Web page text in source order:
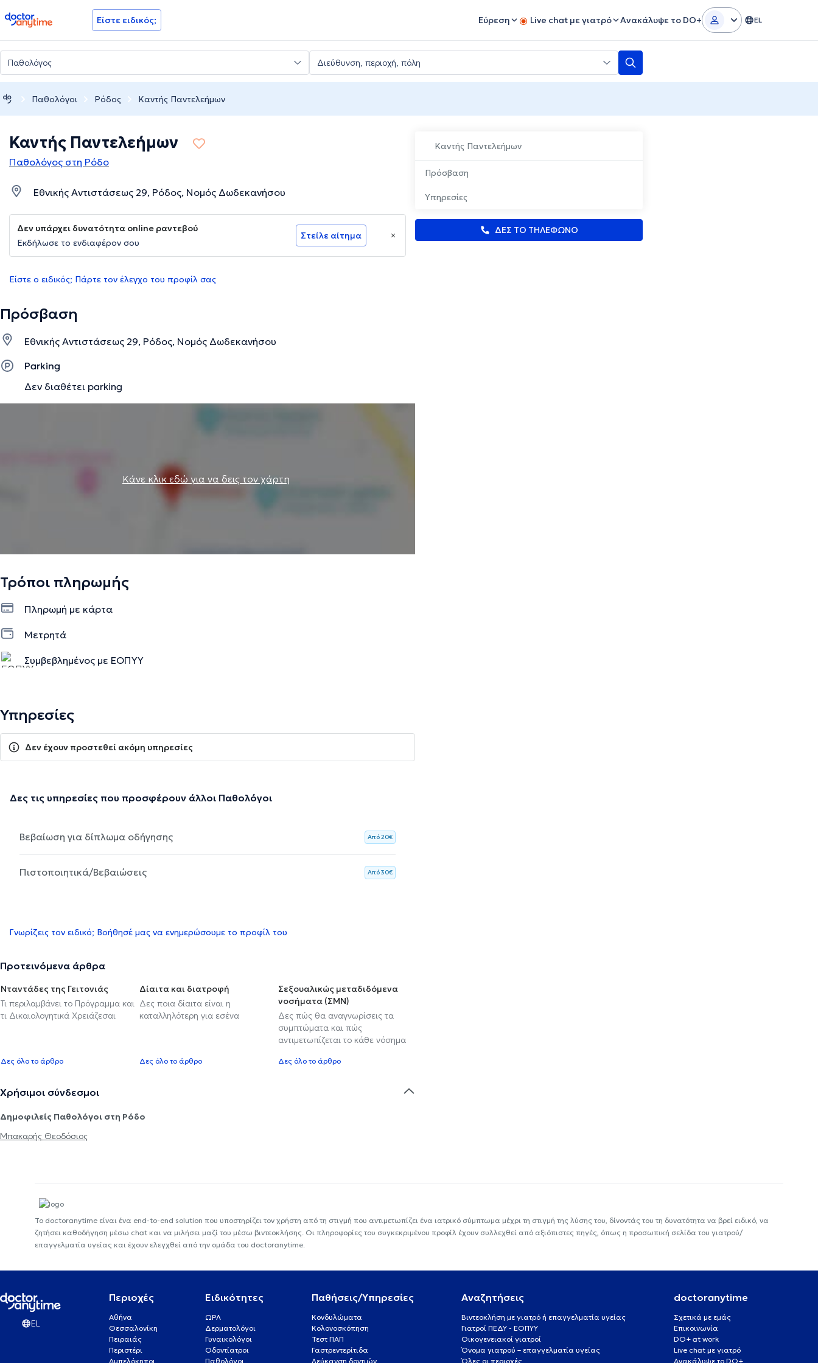
doctoranytime Είστε ειδικός; Εύρεση Live chat με γιατρό Ανακάλυψε το DO+ EL
Παθολόγοι Ρόδος Καντής Παντελεήμων
Καντής Παντελεήμων
Πρόσβαση
Υπηρεσίες
ΔΕΣ ΤΟ ΤΗΛΕΦΩΝΟ
Καντής Παντελεήμων
Παθολόγος στη Ρόδο
Εθνικής Αντιστάσεως 29, Ρόδος, Νομός Δωδεκανήσου
Δεν υπάρχει δυνατότητα online ραντεβού
Εκδήλωσε το ενδιαφέρον σου
Στείλε αίτημα
Είστε ο ειδικός; Πάρτε τον έλεγχο του προφίλ σας
Πρόσβαση
Εθνικής Αντιστάσεως 29, Ρόδος, Νομός Δωδεκανήσου
Parking
Δεν διαθέτει parking
Κάνε κλικ εδώ για να δεις τον χάρτη
Τρόποι πληρωμής
Πληρωμή με κάρτα
Μετρητά
Συμβεβλημένος με ΕΟΠΥΥ
Υπηρεσίες
Δεν έχουν προστεθεί ακόμη υπηρεσίες
Δες τις υπηρεσίες που προσφέρουν άλλοι Παθολόγοι
Βεβαίωση για δίπλωμα οδήγησης Aπό 20€
Πιστοποιητικά/Βεβαιώσεις Aπό 30€
Γνωρίζεις τον ειδικό; Βοήθησέ μας να ενημερώσουμε το προφίλ του
Προτεινόμενα άρθρα
Νταντάδες της Γειτονιάς
Τι περιλαμβάνει το Πρόγραμμα και
τι Δικαιολογητικά Χρειάζεσαι
Δες όλο το άρθρο
Δίαιτα και διατροφή
Δες ποια δίαιτα είναι η
καταλληλότερη για εσένα
Δες όλο το άρθρο
Σεξουαλικώς μεταδιδόμενα
νοσήματα (ΣΜΝ)
Δες πώς θα αναγνωρίσεις τα
συμπτώματα και πώς
αντιμετωπίζεται το κάθε νόσημα
Δες όλο το άρθρο
Χρήσιμοι σύνδεσμοι
Δημοφιλείς Παθολόγοι στη Ρόδο
Μπακαρής Θεοδόσιος
Το doctoranytime είναι ένα end-to-end solution που υποστηρίζει τον χρήστη από τη στιγμή που αντιμετωπίζει ένα ιατρικό σύμπτωμα μέχρι τη στιγμή της λύσης του, δίνοντάς του τη δυνατότητα να βρεί ειδικό, να
ζητήσει καθοδήγηση μέσω chat και να μιλήσει μαζί του μέσω βιντεοκλήσης. Οι πληροφορίες του συγκεκριμένου προφίλ έχουν συλλεχθεί από αξιόπιστες πηγές, όπως η προσωπική σελίδα του γιατρού/
επαγγελματία υγείας και έχουν ελεγχθεί από την ομάδα του doctoranytime.
EL
Περιοχές
Αθήνα
Θεσσαλονίκη
Πειραιάς
Περιστέρι
Αμπελόκηποι
Ειδικότητες
ΩΡΛ
Δερματολόγοι
Γυναικολόγοι
Οδοντίατροι
Παθολόγοι
Παθήσεις/Υπηρεσίες
Κονδυλώματα
Κολονοσκόπηση
Τεστ ΠΑΠ
Γαστρεντερίτιδα
Λεύκανση δοντιών
Αναζητήσεις
Βιντεοκλήση με γιατρό ή επαγγελματία υγείας
Γιατροί ΠΕΔΥ - ΕΟΠΥΥ
Οικογενειακοί γιατροί
Όνομα γιατρού – επαγγελματία υγείας
Όλες οι περιοχές
doctoranytime
Σχετικά με εμάς
Επικοινωνία
DO+ at work
Live chat με γιατρό
Ανακάλυψε το DO+